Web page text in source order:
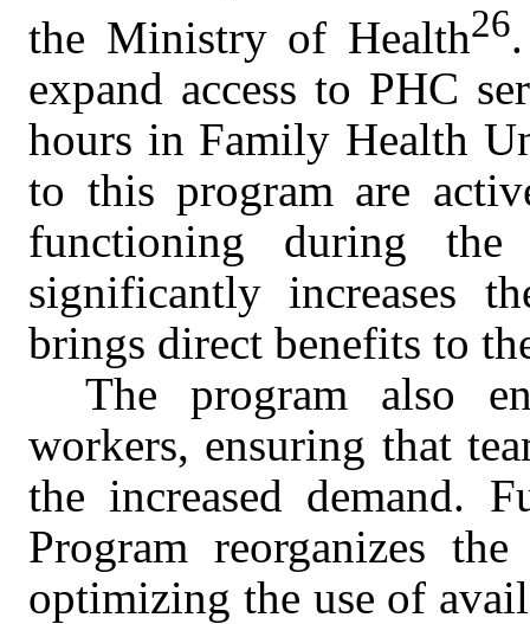
the Ministry of Health26
expand access to PHC
hours in Family Health
to this program are
functioning during the
significantly increases
brings direct benefits to
The program also
workers, ensuring that
the increased demand.
Program reorganizes
optimizing the use of